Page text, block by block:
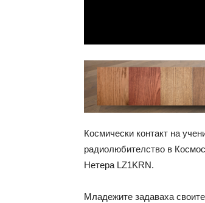
Космически контакт на
радиолюбителство в
Нетера LZ1KRN.
Младежите задаваха